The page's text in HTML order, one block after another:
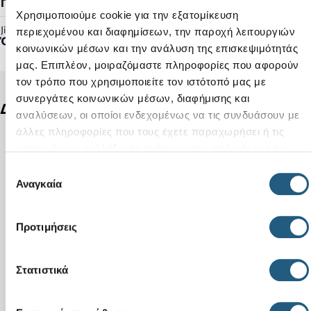
Χρησιμοποιούμε cookie για την εξατομίκευση
περιεχομένου και διαφημίσεων, την παροχή λειτουργιών
κοινωνικών μέσων και την ανάλυση της επισκεψιμότητάς
μας. Επιπλέον, μοιραζόμαστε πληροφορίες που αφορούν
τον τρόπο που χρησιμοποιείτε τον ιστότοπό μας με
συνεργάτες κοινωνικών μέσων, διαφήμισης και
αναλύσεων, οι οποίοι ενδεχομένως να τις συνδυάσουν με
άλλες πληροφορίες που τους έχετε παραχωρήσει ή τις
συγκατάθεσης
Αναγκαία
Προτιμήσεις
Στατιστικά
Jibbitz™ Ready:
Όχι
Δείτε ακόμη